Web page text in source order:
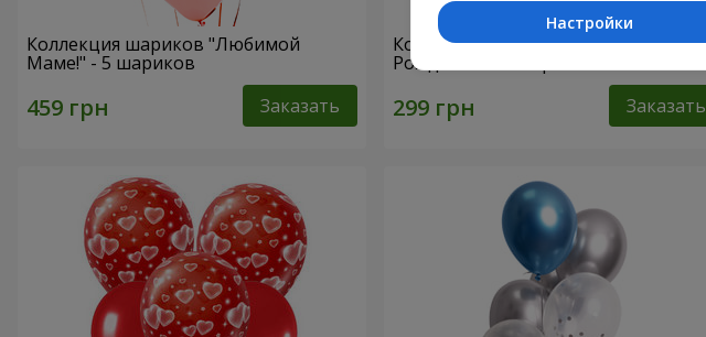
Коллекция шариков "Любимой
Маме!" - 5 шариков
Заказать
Коллекция шариков "С Днем
Рождения" - 3 шарика
Заказать
Настройки